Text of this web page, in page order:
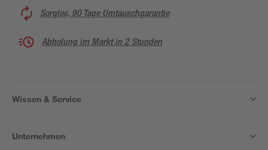
Sorglos, 90 Tage Umtauschgarantie
Abholung im Markt in 2 Stunden
Wissen & Service
Unternehmen